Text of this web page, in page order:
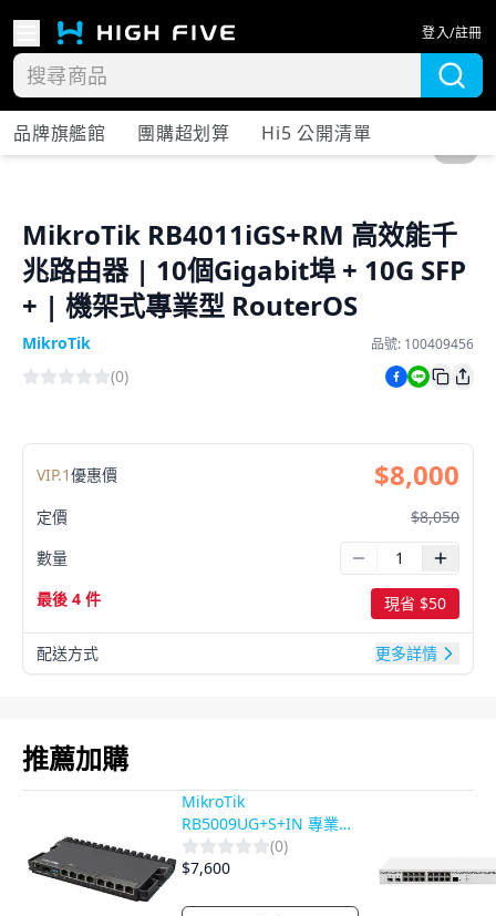
登入/註冊
品牌旗艦館 團購超划算 Hi5 公開清單
MikroTik RB4011iGS+RM 高效能千
兆路由器 | 10個Gigabit埠 + 10G SFP
+ | 機架式專業型 RouterOS
MikroTik 品號: 100409456
(0)
VIP.1優惠價 $8,000
定價 $8,050
數量
最後 4 件
現省 $50
配送方式 更多詳情
推薦加購
MikroTik
RB5009UG+S+IN 專業級
千兆路由器 | 7埠乙太網
路 + 10G SFP+ 高效能交
(0)
$7,600